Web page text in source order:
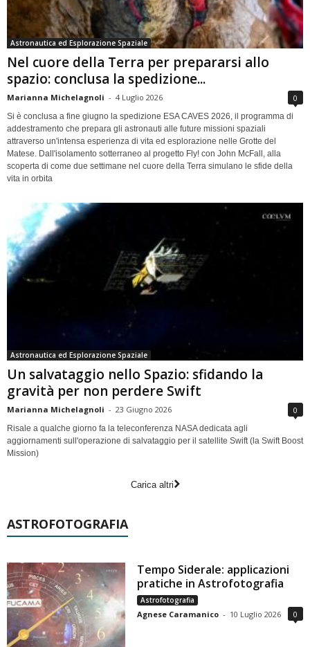
Astronautica ed Esplorazione Spaziale
Nel cuore della Terra per prepararsi allo
spazio: conclusa la spedizione...
Marianna Michelagnoli - 4 Luglio 2026 0
Si è conclusa a fine giugno la spedizione ESA CAVES 2026, il programma di
addestramento che prepara gli astronauti alle future missioni spaziali
attraverso un'intensa esperienza di vita ed esplorazione nelle Grotte del
Matese. Dall'isolamento sotterraneo al progetto Fly! con John McFall, alla
scoperta di come due settimane nel cuore della Terra simulano le sfide della
vita in orbita
Astronautica ed Esplorazione Spaziale
Un salvataggio nello Spazio: sfidando la
gravità per non perdere Swift
Marianna Michelagnoli - 23 Giugno 2026 0
Risale a qualche giorno fa la teleconferenza NASA dedicata agli
aggiornamenti sull'operazione di salvataggio per il satellite Swift (la Swift Boost
Mission)
Carica altri
ASTROFOTOGRAFIA
Tempo Siderale: applicazioni
pratiche in Astrofotografia
Astrofotografia
Agnese Caramanico - 10 Luglio 2026 0